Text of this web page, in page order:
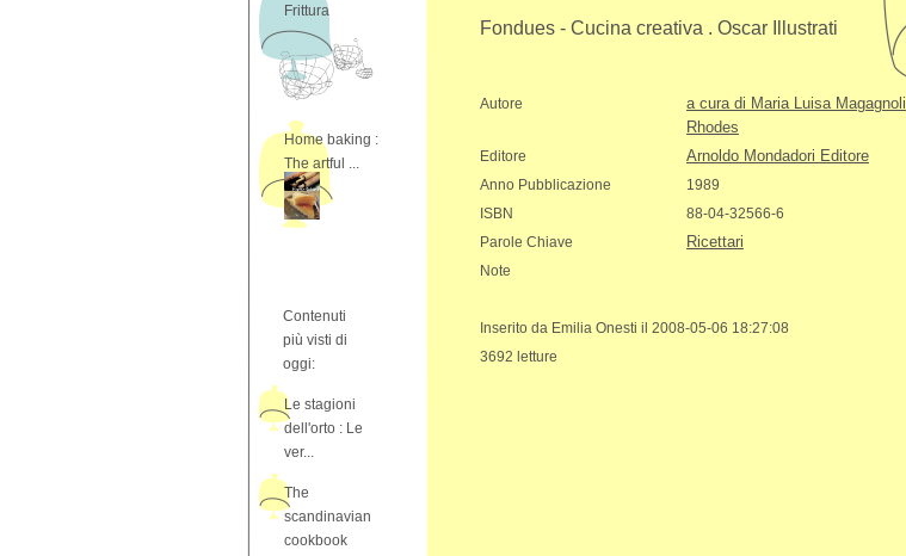
Frittura
Home baking :
The artful ...
Contenuti
più visti di
oggi:
Le stagioni
dell'orto : Le
ver...
The
scandinavian
cookbook
Fondues - Cucina creativa . Oscar Illustrati
Autore a cura di Maria Luisa Magagnoli
Rhodes
Editore Arnoldo Mondadori Editore
Anno Pubblicazione
1989
ISBN
88-04-32566-6
Parole Chiave
Ricettari
Note
Inserito da Emilia Onesti il 2008-05-06 18:27:08
3692 letture